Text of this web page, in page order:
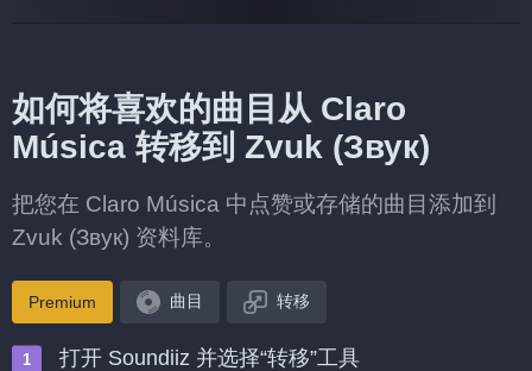
如何将喜欢的曲目从 Claro
Música 转移到 Zvuk (Звук)
把您在 Claro Música 中点赞或存储的曲目添加到
Zvuk (Звук) 资料库。
Premium 曲目 转移
打开 Soundiiz 并选择“转移”工具